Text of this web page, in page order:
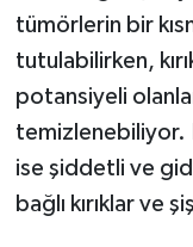
tümörlerin bir
tutulabilirken,
potansiyeli
temizlenebiliyor.
ise şiddetli ve
bağlı kırıklar ve
Şaphane
Simav
Siyaset
Spor